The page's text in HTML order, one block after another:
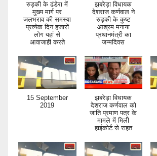
रुड़की के ढंडेरा में
मुख्य मार्ग पर
जलभराव की समस्या
प्रत्येक दिन हजारों
लोग यहां से
आवाजाही करते
झबरेड़ा विधायक
देशराज कर्णवाल ने
रुड़की के कुष्ट
आश्रम मनाया
प्रधानमंत्री का
जन्मदिवस
15 September
2019
झबरेड़ा विधायक
देशराज कर्णवाल को
जाति प्रमाण पत्र के
मामले में मिली
हाईकोर्ट से राहत